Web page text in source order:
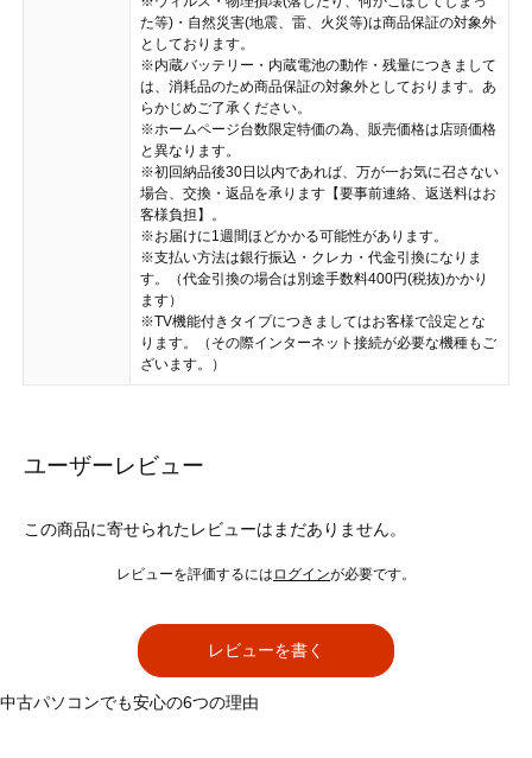
た等)・自然災害(地震、雷、火災等)は商品保証の対象外
としております。
※内蔵バッテリー・内蔵電池の動作・残量につきまして
は、消耗品のため商品保証の対象外としております。あ
らかじめご了承ください。
※ホームページ台数限定特価の為、販売価格は店頭価格
と異なります。
※初回納品後30日以内であれば、万が一お気に召さない
場合、交換・返品を承ります【要事前連絡、返送料はお
客様負担】。
※お届けに1週間ほどかかる可能性があります。
※支払い方法は銀行振込・クレカ・代金引換になりま
す。（代金引換の場合は別途手数料400円(税抜)かかり
ます）
※TV機能付きタイプにつきましてはお客様で設定とな
ります。（その際インターネット接続が必要な機種もご
ざいます。）
ユーザーレビュー
この商品に寄せられたレビューはまだありません。
レビューを評価するには ログインが必要です。
レビューを書く
中古パソコンでも安心の6つの理由